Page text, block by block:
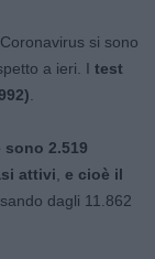
si sono
a ieri. I test
sono 2.519
attivi
e cioè il
dagli 11.862